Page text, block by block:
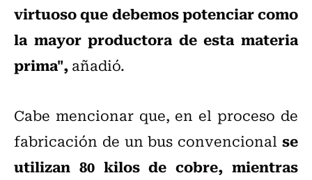
virtuoso que debemos potenciar como
la mayor productora de esta materia
prima",añadió.
Cabe mencionar que, en el proceso de
fabricación de un bus convencional se
utilizan 80 kilos de cobre, mientras